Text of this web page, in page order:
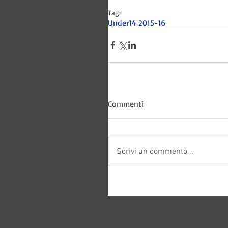
Tag:
Under14 2015-16
Commenti
Scrivi un commento...
Bitways -